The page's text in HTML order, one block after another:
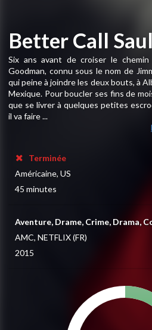
Better Call
Six ans avant de croiser le
Goodman, connu sous le nom de
qui peine à joindre les deux bouts, à
Mexique. Pour boucler ses fins de
que se livrer à quelques petites
il va faire ...
Terminée
Américaine, US
45 minutes
Aventure, Drame, Crime, Drama,
AMC, NETFLIX (FR)
2015